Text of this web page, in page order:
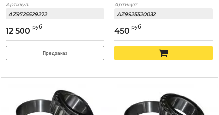
Артикул:
AZ9725529272
12 500 руб
Предзаказ
Артикул:
AZ9925520032
450 руб